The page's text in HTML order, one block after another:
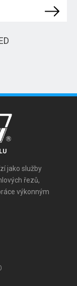
jako služby
řezů,
výkonným